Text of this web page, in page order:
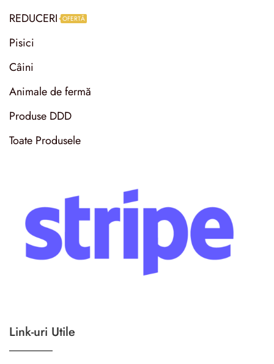
REDUCERI OFERTĂ
Pisici
Câini
Animale de fermă
Produse DDD
Toate Produsele
Link-uri Utile